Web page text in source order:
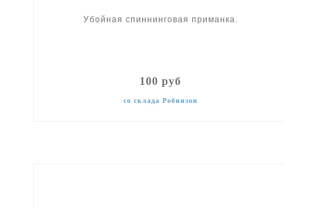
Убойная спиннинговая приманка.
100 руб
со склада Робинзон